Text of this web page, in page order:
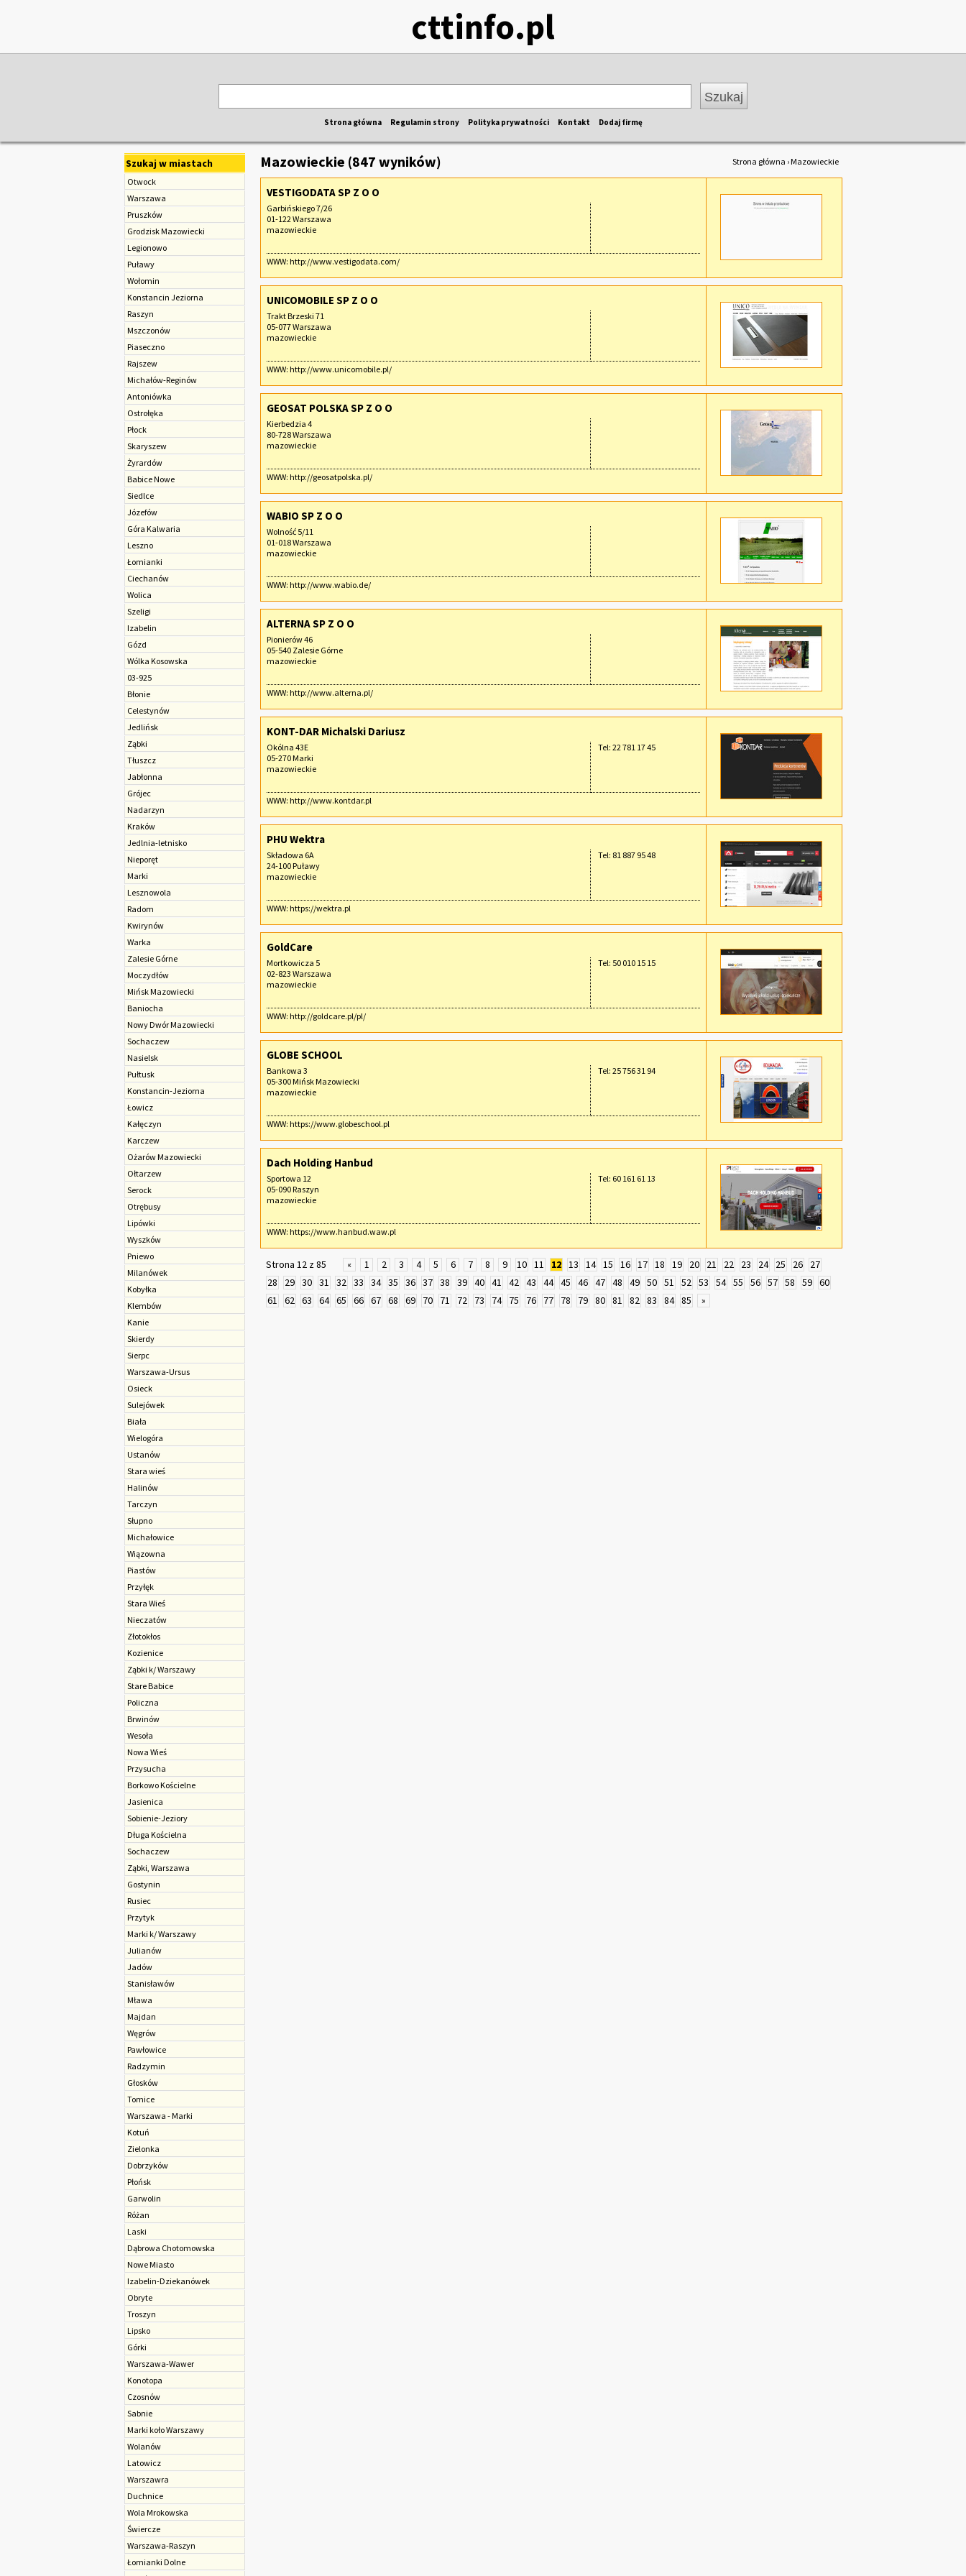
cttinfo.pl
Strona główna Regulamin strony Polityka prywatności Kontakt Dodaj firmę
Strona główna › Mazowieckie
Szukaj w miastach
Otwock
Warszawa
Pruszków
Grodzisk Mazowiecki
Legionowo
Puławy
Wołomin
Konstancin Jeziorna
Raszyn
Mszczonów
Piaseczno
Rajszew
Michałów-Reginów
Antoniówka
Ostrołęka
Płock
Skaryszew
Żyrardów
Babice Nowe
Siedlce
Józefów
Góra Kalwaria
Leszno
Łomianki
Ciechanów
Wolica
Szeligi
Izabelin
Gózd
Wólka Kosowska
03-925
Błonie
Celestynów
Jedlińsk
Ząbki
Tłuszcz
Jabłonna
Grójec
Nadarzyn
Kraków
Jedlnia-letnisko
Nieporęt
Marki
Lesznowola
Radom
Kwirynów
Warka
Zalesie Górne
Moczydłów
Mińsk Mazowiecki
Baniocha
Nowy Dwór Mazowiecki
Sochaczew‎
Nasielsk
Pułtusk
Konstancin-Jeziorna
Łowicz
Kałęczyn
Karczew
Ożarów Mazowiecki
Ołtarzew
Serock
Otrębusy
Lipówki
Wyszków
Pniewo
Milanówek
Kobyłka
Klembów
Kanie
Skierdy
Sierpc
Warszawa-Ursus
Osieck
Sulejówek
Biała
Wielogóra
Ustanów
Stara wieś
Halinów
Tarczyn
Słupno
Michałowice
Wiązowna
Piastów
Przyłęk
Stara Wieś
Nieczatów
Złotokłos
Kozienice
Ząbki k/ Warszawy
Stare Babice
Policzna
Brwinów
Wesoła
Nowa Wieś
Przysucha
Borkowo Kościelne
Jasienica
Sobienie-Jeziory
Długa Kościelna
Sochaczew
Ząbki, Warszawa
Gostynin
Rusiec
Przytyk
Marki k/ Warszawy
Julianów
Jadów
Stanisławów
Mława
Majdan
Węgrów
Pawłowice
Radzymin
Głosków
Tomice
Warszawa - Marki
Kotuń
Zielonka
Dobrzyków
Płońsk
Garwolin
Różan
Laski
Dąbrowa Chotomowska
Nowe Miasto
Izabelin-Dziekanówek
Obryte
Troszyn
Lipsko
Górki
Warszawa-Wawer
Konotopa
Czosnów
Sabnie
Marki koło Warszawy
Wolanów
Latowicz
Warszawra
Duchnice
Wola Mrokowska
Świercze
Warszawa-Raszyn
Łomianki Dolne
Mazowieckie (847 wyników)
VESTIGODATA SP Z O O
Garbińskiego 7/26
01-122 Warszawa
mazowieckie
WWW: http://www.vestigodata.com/
UNICOMOBILE SP Z O O
Trakt Brzeski 71
05-077 Warszawa
mazowieckie
WWW: http://www.unicomobile.pl/
GEOSAT POLSKA SP Z O O
Kierbedzia 4
80-728 Warszawa
mazowieckie
WWW: http://geosatpolska.pl/
WABIO SP Z O O
Wolność 5/11
01-018 Warszawa
mazowieckie
WWW: http://www.wabio.de/
ALTERNA SP Z O O
Pionierów 46
05-540 Zalesie Górne
mazowieckie
WWW: http://www.alterna.pl/
KONT-DAR Michalski Dariusz
Okólna 43E
05-270 Marki
mazowieckie
Tel: 22 781 17 45
WWW: http://www.kontdar.pl
PHU Wektra
Składowa 6A
24-100 Puławy
mazowieckie
Tel: 81 887 95 48
WWW: https://wektra.pl
GoldCare
Mortkowicza 5
02-823 Warszawa
mazowieckie
Tel: 50 010 15 15
WWW: http://goldcare.pl/pl/
GLOBE SCHOOL
Bankowa 3
05-300 Mińsk Mazowiecki
mazowieckie
Tel: 25 756 31 94
WWW: https://www.globeschool.pl
Dach Holding Hanbud
Sportowa 12
05-090 Raszyn
mazowieckie
Tel: 60 161 61 13
WWW: https://www.hanbud.waw.pl
Strona 12 z 85 « 1 2 3 4 5 6 7 8 9 10 11 12 13 14 15 16 17 18 19 20 21 22 23 24 25 26
27
28
29 30 31 32 33 34 35 36 37 38 39 40 41 42 43 44 45 46 47 48 49 50 51 52 53 54 55 56 57 58 59 60
61
62 63 64 65 66 67 68 69 70 71 72 73 74 75 76 77 78 79 80 81 82 83 84 85 »